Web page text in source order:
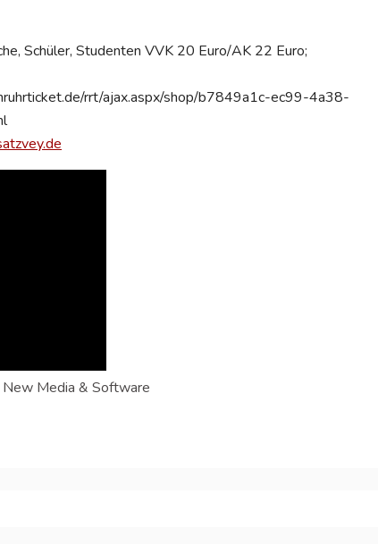
Schüler, Studenten VVK 20 Euro/AK 22 Euro;
rrt/ajax.aspx/shop/b7849a1c-ec99-4a38-
New Media & Software